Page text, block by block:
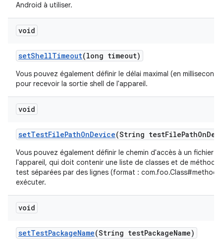
Android à utiliser.
void
setShellTimeout(long timeout)
Vous pouvez également définir le délai maximal (en
pour recevoir la sortie shell de l'appareil.
void
setTestFilePathOnDevice(String testFilePathOn
Vous pouvez également définir le chemin d'accès à un fichier
l'appareil, qui doit contenir une liste de classes et de
test séparées par des lignes (format : com.foo.Class#method)
exécuter.
void
setTestPackageName(String testPackageName)